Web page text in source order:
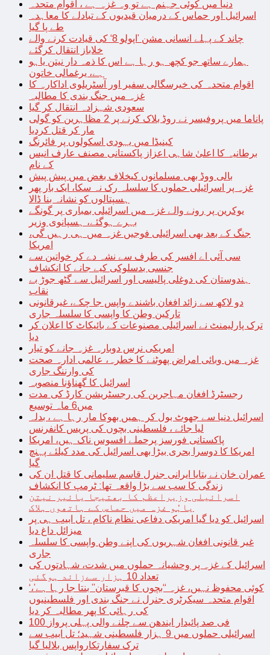
دنیا میں کوئی جہنم ہے تو وہ غزہ ہے ، اقوام متحدہ
اسرائیل اور حماس کے درمیان قیدیوں کے تبادلے کا معاہدہ
طے پا گیا
چاند کے پہلے انسانی مشن ’اپولو 8‘ کی قیادت کرنے والے
خلاباز انتقال کرگئے
ہمارے ساتھ جو کچھ ہو رہا ہے اس کا ذمہ دار نیتن یاہو
ہے، یرغمالی خاتون
اقوام متحدہ کی خیرسگالی سفیر اور آسٹریلوی اداکارہ کا
غزہ میں جنگ بندی کا مطالبہ
سعودی شہزادہ انتقال کر گیا
پاناما میں پروفیسر نے روڈ بلاک کرنے پر 2 مظاہرین کو گولی
مار کر قتل کردیا
کینیڈا میں یہودی اسکولوں پر فائرنگ
برطانیہ کا اعلیٰ شاہی اعزاز پاکستانی مصنف عارف انیس
کے نام
بالی ووڈ بھی مسلمانوں کیخلاف بغض میں پیش پیش
غزہ پر اسرائیلی حملوں کا سلسلہ رک نہ سکا، ایک بار پھر
ہسپتالوں کو نشانہ بنا ڈالا
یوکرین پر رونے والے غزہ میں اسرائیلی بمباری پر گونگے
بہرے ہوگئے، ہسپانوی وزیر
جنگ کے بعد بھی اسرائیلی فوجیں غزہ میں ہی رہیں گی،
امریکا
سی آئی اے افسر کی طرف سے نشہ دے کر خواتین سے
جنسی بدسلوکی کیے جانے کا انکشاف
ہندوستان کی دوغلی پالیسی اور اسرائیل سے گٹھ جوڑ بے
نقاب
دو لاکھ سے زائد افغان باشندے واپس جا چکے، غیرقانونی
تارکین وطن کا واپسی کا سلسلہ جاری
ترک پارلیمنٹ نے اسرائیلی مصنوعات کے بائیکاٹ کا اعلان کر
دیا
امریکی نرس دوبارہ غزہ جانے کو تیار
غزہ میں وبائی امراض پھوٹنے کا خطرہ، عالمی ادارہ صحت
کی وارننگ جاری
اسرائیل کا گھناؤنا منصوبہ
رجسٹرڈ افغان مہاجرین کی رجسٹریشن کارڈ کی مدت
میں6 ماہ توسیع
اسرائیل دنیا سے جھوٹ بول کر ہمیں بھوکا مار رہا ہے ، بدلہ
لیا جائے ، فلسطینی بچوں کی پریس کانفرنس
پاکستانی فورسز پرحملے افسوس ناک ہیں، امریکا
امریکا کا دوسرا بحری بیڑا بھی اسرائیل کی مدد کیلئے پہنچ
گیا
عمران خان نے بتایا ایرانی جنرل قاسم سلیمانی کا قتل ان کی
زندگی کا سب سے بڑا واقعہ تھا: ٹرمپ کا انکشاف
اسرائیلی وزیراعظم کا بھتیجا یائیر نیتن
یاہُو غزہ میں حماس کے ہاتھوں ہلاک
اسرائیل کو دیا گیا امریکی دفاعی نظام ناکام ، تل ابیب ہی پر
میزائل داغ دیا
غیر قانونی افغان شہریوں کی اپنے وطن واپسی کا سلسلہ
جاری
اسرائیل کے غزہ پر وحشیانہ حملوں میں شدت، شہادتوں کی
تعداد 10 ہزار سےزائد ہوگئی
‘کوئی محفوظ نہیں، غزہ “بچوں کا قبرستان” بنتا جا رہا ہے’،
اقوام متحدہ سیکرٹری جنرل نے جنگ بندی اور فلسطینیوں
کی رہائی کا پھر مطالبہ کر دیا
100 فی صد پائیدار ایندھن سے چلنے والی پہلی پرواز
اسرائیلی حملوں میں 9 ہزار فلسطینی شہید؛ تل ابیب سے
ترک سفارتکارواپس بلالیا گیا